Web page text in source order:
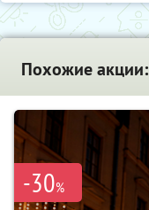
Похожие акции:
-30%